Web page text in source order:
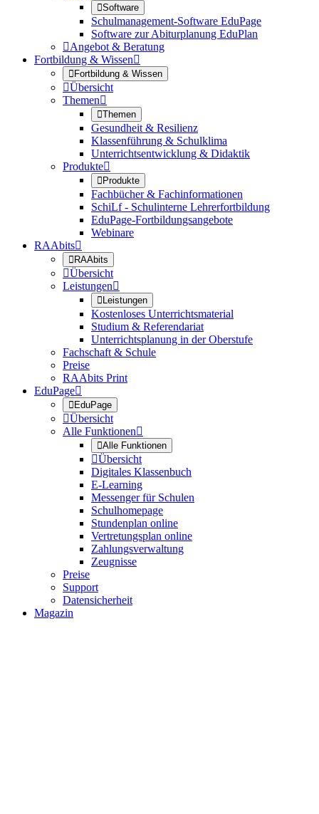
Software
Schulmanagement-Software EduPage
Software zur Abiturplanung EduPlan
Angebot & Beratung
Fortbildung & Wissen
Fortbildung & Wissen
Übersicht
Themen
Themen
Gesundheit & Resilienz
Klassenführung & Schulklima
Unterrichtsentwicklung & Didaktik
Produkte
Produkte
Fachbücher & Fachinformationen
SchiLf - Schulinterne Lehrerfortbildung
EduPage-Fortbildungsangebote
Webinare
RAAbits
RAAbits
Übersicht
Leistungen
Leistungen
Kostenloses Unterrichtsmaterial
Studium & Referendariat
Unterrichtsplanung in der Oberstufe
Fachschaft & Schule
Preise
RAAbits Print
EduPage
EduPage
Übersicht
Alle Funktionen
Alle Funktionen
Übersicht
Digitales Klassenbuch
E-Learning
Messenger für Schulen
Schulhomepage
Stundenplan online
Vertretungsplan online
Zahlungsverwaltung
Zeugnisse
Preise
Support
Datensicherheit
Magazin